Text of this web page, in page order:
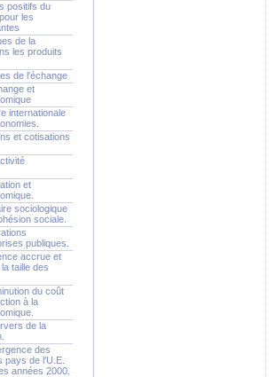
positifs du
les
de la
les produits
de l'échange
et
internationale
et cotisations
et
sociologique
sociale.
publiques.
accrue et
taille des
du coût
à la
de la
des
pays de l'U.E.
années 2000.